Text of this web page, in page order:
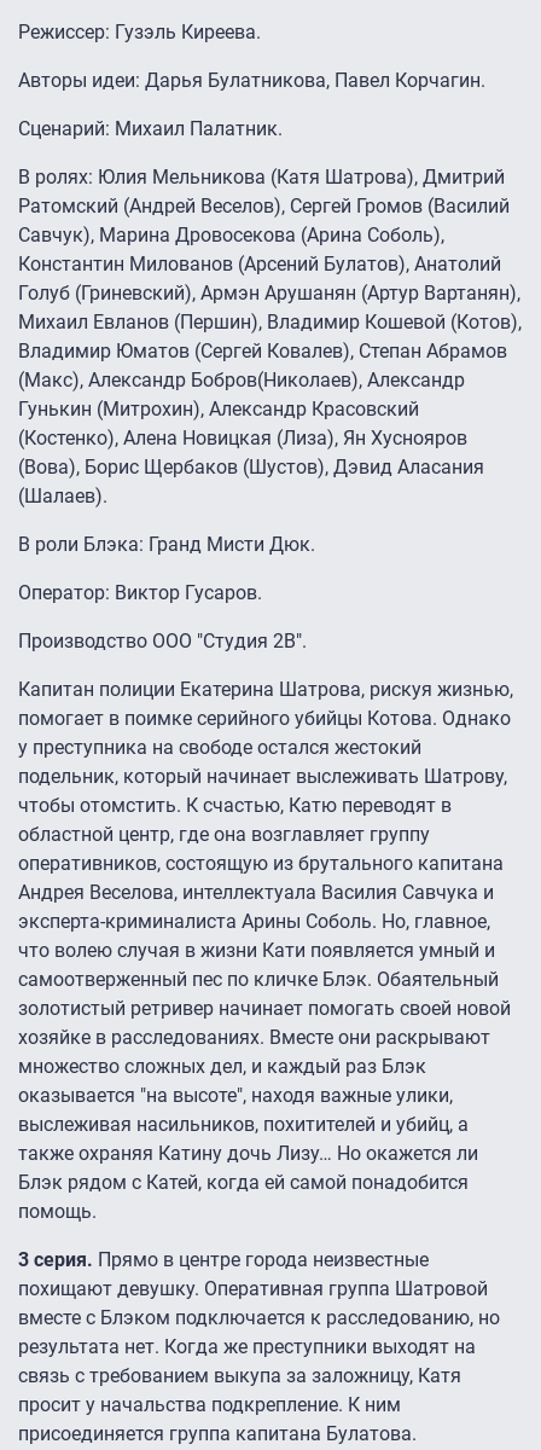
Режиссер: Гузэль Киреева.
Авторы идеи: Дарья Булатникова, Павел Корчагин.
Сценарий: Михаил Палатник.
В ролях: Юлия Мельникова (Катя Шатрова), Дмитрий
Ратомский (Андрей Веселов), Сергей Громов (Василий
Савчук), Марина Дровосекова (Арина Соболь),
Константин Милованов (Арсений Булатов), Анатолий
Голуб (Гриневский), Армэн Арушанян (Артур Вартанян),
Михаил Евланов (Першин), Владимир Кошевой (Котов),
Владимир Юматов (Сергей Ковалев), Степан Абрамов
(Макс), Александр Бобров(Николаев), Александр
Гунькин (Митрохин), Александр Красовский
(Костенко), Алена Новицкая (Лиза), Ян Хуснояров
(Вова), Борис Щербаков (Шустов), Дэвид Аласания
(Шалаев).
В роли Блэка: Гранд Мисти Дюк.
Оператор: Виктор Гусаров.
Производство ООО "Студия 2В".
Капитан полиции Екатерина Шатрова, рискуя жизнью,
помогает в поимке серийного убийцы Котова. Однако
у преступника на свободе остался жестокий
подельник, который начинает выслеживать Шатрову,
чтобы отомстить. К счастью, Катю переводят в
областной центр, где она возглавляет группу
оперативников, состоящую из брутального капитана
Андрея Веселова, интеллектуала Василия Савчука и
эксперта-криминалиста Арины Соболь. Но, главное,
что волею случая в жизни Кати появляется умный и
самоотверженный пес по кличке Блэк. Обаятельный
золотистый ретривер начинает помогать своей новой
хозяйке в расследованиях. Вместе они раскрывают
множество сложных дел, и каждый раз Блэк
оказывается "на высоте", находя важные улики,
выслеживая насильников, похитителей и убийц, а
также охраняя Катину дочь Лизу… Но окажется ли
Блэк рядом с Катей, когда ей самой понадобится
помощь.
3 серия. Прямо в центре города неизвестные
похищают девушку. Оперативная группа Шатровой
вместе с Блэком подключается к расследованию, но
результата нет. Когда же преступники выходят на
связь с требованием выкупа за заложницу, Катя
просит у начальства подкрепление. К ним
присоединяется группа капитана Булатова.